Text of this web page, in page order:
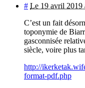
# Le 19 avril 2019
C’est un fait
toponymie de
gasconnisée
siècle, voire plus
http://
format-pdf.php